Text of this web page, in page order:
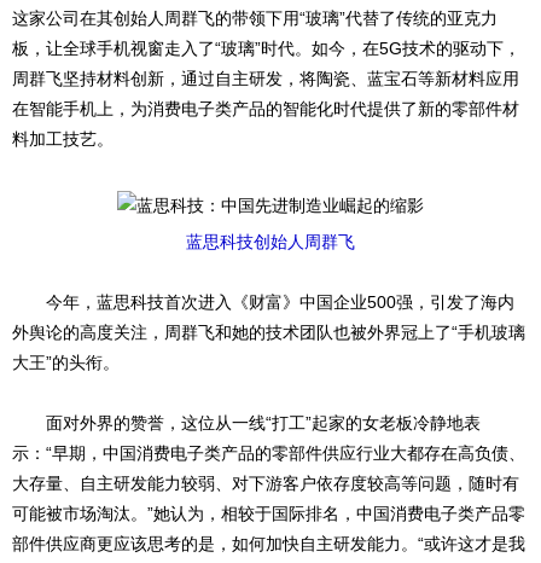
这家公司在其创始人周群飞的带领下用“玻璃”代替了传统的亚克力
板，让全球手机视窗走入了“玻璃”时代。如今，在5G技术的驱动下，
周群飞坚持材料创新，通过自主研发，将陶瓷、蓝宝石等新材料应用
在智能手机上，为消费电子类产品的智能化时代提供了新的零部件材
料加工技艺。
蓝思科技创始人周群飞
今年，蓝思科技首次进入《财富》中国企业500强，引发了海内
外舆论的高度关注，周群飞和她的技术团队也被外界冠上了“手机玻璃
大王”的头衔。
面对外界的赞誉，这位从一线“打工”起家的女老板冷静地表
示：“早期，中国消费电子类产品的零部件供应行业大都存在高负债、
大存量、自主研发能力较弱、对下游客户依存度较高等问题，随时有
可能被市场淘汰。”她认为，相较于国际排名，中国消费电子类产品零
部件供应商更应该思考的是，如何加快自主研发能力。“或许这才是我